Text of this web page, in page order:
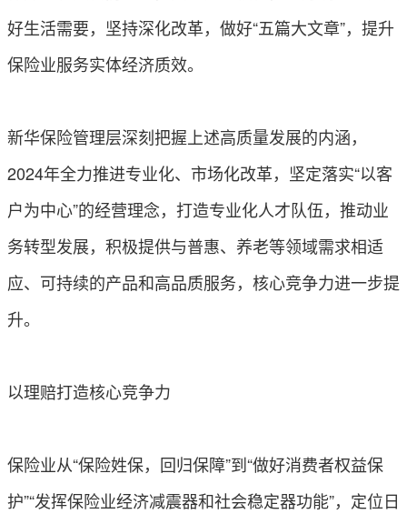
好生活需要，坚持深化改革，做好“五篇大文章”，提升
保险业服务实体经济质效。
新华保险管理层深刻把握上述高质量发展的内涵，
2024年全力推进专业化、市场化改革，坚定落实“以客
户为中心”的经营理念，打造专业化人才队伍，推动业
务转型发展，积极提供与普惠、养老等领域需求相适
应、可持续的产品和高品质服务，核心竞争力进一步提
升。
以理赔打造核心竞争力
保险业从“保险姓保，回归保障”到“做好消费者权益保
护”“发挥保险业经济减震器和社会稳定器功能”，定位日